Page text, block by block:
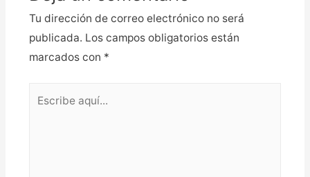
Tu dirección de correo electrónico no será
publicada. Los campos obligatorios están
marcados con *